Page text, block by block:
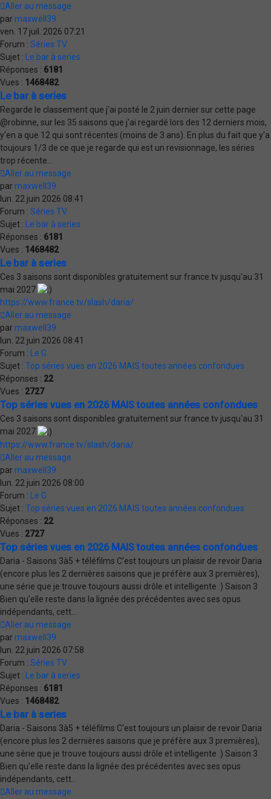
Aller au message
par maxwell39
ven. 17 juil. 2026 07:21
Forum : Séries TV
Sujet : Le bar à series
Réponses : 6181
Vues : 1468482
Le bar à series
Regarde le classement que j'ai posté le 2 juin dernier sur cette page
@robinne, sur les 35 saisons que j'ai regardé lors des 12 derniers mois,
y'en a que 12 qui sont récentes (moins de 3 ans). En plus du fait que y'a
toujours 1/3 de ce que je regarde qui est un revisionnage, les séries
trop récente...
Aller au message
par maxwell39
lun. 22 juin 2026 08:41
Forum : Séries TV
Sujet : Le bar à series
Réponses : 6181
Vues : 1468482
Le bar à series
Ces 3 saisons sont disponibles gratuitement sur france.tv jusqu'au 31
mai 2027
https://www.france.tv/slash/daria/
Aller au message
par maxwell39
lun. 22 juin 2026 08:41
Forum : Le G
Sujet : Top séries vues en 2026 MAIS toutes années confondues
Réponses : 22
Vues : 2727
Top séries vues en 2026 MAIS toutes années confondues
Ces 3 saisons sont disponibles gratuitement sur france.tv jusqu'au 31
mai 2027
https://www.france.tv/slash/daria/
Aller au message
par maxwell39
lun. 22 juin 2026 08:00
Forum :
Le G
Sujet : Top séries vues en 2026 MAIS toutes années confondues
Réponses : 22
Vues : 2727
Top séries vues en 2026 MAIS toutes années confondues
Daria - Saisons 3à5 + téléfilms C'est toujours un plaisir de revoir Daria
(encore plus les 2 dernières saisons que je préfère aux 3 premières),
une série que je trouve toujours aussi drôle et intelligente :) Saison 3
Bien qu'elle reste dans la lignée des précédentes avec ses opus
indépendants, cett...
Aller au message
par maxwell39
lun. 22 juin 2026 07:58
Forum : Séries TV
Sujet :
Le bar à series
Réponses : 6181
Vues : 1468482
Le bar à series
Daria - Saisons 3à5 + téléfilms C'est toujours un plaisir de revoir Daria
(encore plus les 2 dernières saisons que je préfère aux 3 premières),
une série que je trouve toujours aussi drôle et intelligente :) Saison 3
Bien qu'elle reste dans la lignée des précédentes avec ses opus
indépendants, cett...
Aller au message